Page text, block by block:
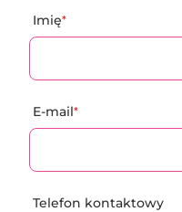
Imię*
E-mail*
Telefon kontaktowy